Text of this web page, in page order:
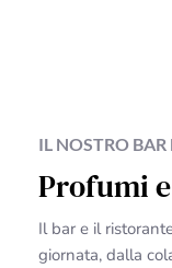
IL NOSTRO BAR
Profumi
Il bar e il
giornata, dalla